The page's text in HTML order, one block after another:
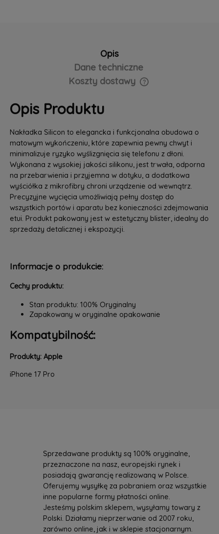
Opis
Dane techniczne
Koszty dostawy
Cena nie zawiera ewentualnych kosztów płatności
Opis Produktu
Nakładka Silicon to elegancka i funkcjonalna obudowa o
matowym wykończeniu, które zapewnia pewny chwyt i
minimalizuje ryzyko wyślizgnięcia się telefonu z dłoni.
Wykonana z wysokiej jakości silikonu, jest trwała, odporna
na przebarwienia i przyjemna w dotyku, a dodatkowa
wyściółka z mikrofibry chroni urządzenie od wewnątrz.
Precyzyjne wycięcia umożliwiają pełny dostęp do
wszystkich portów i aparatu bez konieczności zdejmowania
etui. Produkt pakowany jest w estetyczny blister, idealny do
sprzedaży detalicznej i ekspozycji.
Informacje o produkcie:
Cechy produktu:
Stan produktu: 100% Oryginalny
Zapakowany w oryginalne opakowanie
Kompatybilność:
Produkty: Apple
iPhone 17 Pro
Sprzedawane produkty są 100% oryginalne,
przeznaczone na nasz, europejski rynek i
posiadają gwarancję realizowaną w Polsce.
Oferujemy wysyłkę za pobraniem oraz wszystkie
inne popularne formy płatności online.
Jesteśmy polskim sklepem, wysyłamy towary z
Polski. Działamy nieprzerwanie od 2007 roku,
zarówno online, jak i w sklepie stacjonarnym.